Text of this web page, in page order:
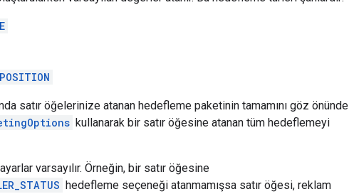
satır öğelerinize atanan hedefleme paketinin tamamını göz önünde
kullanarak bir satır öğesine atanan tüm hedeflemeyi
varsayılır. Örneğin, bir satır öğesine
hedefleme seçeneği atanmamışsa satır öğesi, reklam